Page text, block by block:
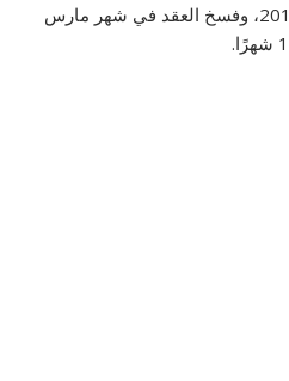
المطرب أحمد سعد في أكتوبر 2017، وفسخ العقد في شهر مارس